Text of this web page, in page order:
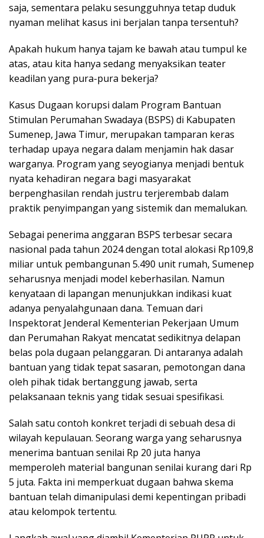
saja, sementara pelaku sesungguhnya tetap duduk
nyaman melihat kasus ini berjalan tanpa tersentuh?
Apakah hukum hanya tajam ke bawah atau tumpul ke
atas, atau kita hanya sedang menyaksikan teater
keadilan yang pura-pura bekerja?
Kasus Dugaan korupsi dalam Program Bantuan
Stimulan Perumahan Swadaya (BSPS) di Kabupaten
Sumenep, Jawa Timur, merupakan tamparan keras
terhadap upaya negara dalam menjamin hak dasar
warganya. Program yang seyogianya menjadi bentuk
nyata kehadiran negara bagi masyarakat
berpenghasilan rendah justru terjerembab dalam
praktik penyimpangan yang sistemik dan memalukan.
Sebagai penerima anggaran BSPS terbesar secara
nasional pada tahun 2024 dengan total alokasi Rp109,8
miliar untuk pembangunan 5.490 unit rumah, Sumenep
seharusnya menjadi model keberhasilan. Namun
kenyataan di lapangan menunjukkan indikasi kuat
adanya penyalahgunaan dana. Temuan dari
Inspektorat Jenderal Kementerian Pekerjaan Umum
dan Perumahan Rakyat mencatat sedikitnya delapan
belas pola dugaan pelanggaran. Di antaranya adalah
bantuan yang tidak tepat sasaran, pemotongan dana
oleh pihak tidak bertanggung jawab, serta
pelaksanaan teknis yang tidak sesuai spesifikasi.
Salah satu contoh konkret terjadi di sebuah desa di
wilayah kepulauan. Seorang warga yang seharusnya
menerima bantuan senilai Rp 20 juta hanya
memperoleh material bangunan senilai kurang dari Rp
5 juta. Fakta ini memperkuat dugaan bahwa skema
bantuan telah dimanipulasi demi kepentingan pribadi
atau kelompok tertentu.